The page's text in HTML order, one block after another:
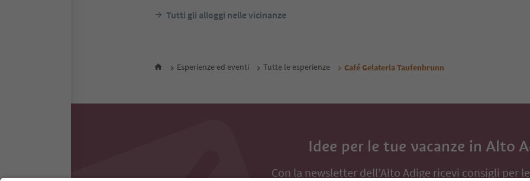
Tutti gli alloggi nelle vicinanze
Esperienze ed eventi Tutte le esperienze Café Gelateria Taufenbrunn
Idee per le tue vacanze in Alto
Con la newsletter dell’Alto Adige ricevi consigli per